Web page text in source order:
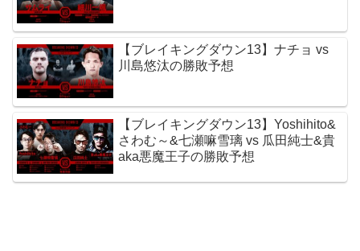
【ブレイキングダウン13】ナチョ vs
川島悠汰の勝敗予想
【ブレイキングダウン13】Yoshihito&
さわむ～&七瀬嘛雪璃 vs 瓜田純士&貴
aka悪魔王子の勝敗予想